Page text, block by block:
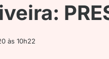
às 10h22